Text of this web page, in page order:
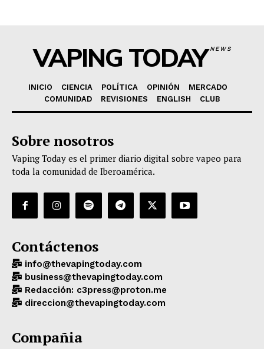
VAPING TODAYNEWS
INICIO CIENCIA POLÍTICA OPINIÓN
MERCADO
COMUNIDAD
REVISIONES ENGLISH CLUB
Sobre nosotros
Vaping Today es el primer diario digital sobre vapeo para
toda la comunidad de Iberoamérica.
Contáctenos
info@thevapingtoday.com
business@thevapingtoday.com
Redacción: c3press@proton.me
direccion@thevapingtoday.com
Compañia